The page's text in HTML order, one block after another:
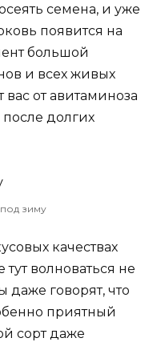
семена, и уже
появится на
большой
и всех живых
от авитаминоза
долгих
зиму
качествах
волноваться не
даже говорят, что
приятный
сорт даже